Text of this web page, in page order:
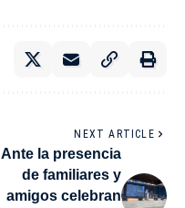
NEXT ARTICLE
Ante la presencia
de familiares y
amigos celebran